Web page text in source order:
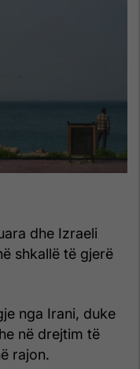
dhe Izraeli
shkallë të gjerë
nga Irani, duke
në drejtim të
rajon.